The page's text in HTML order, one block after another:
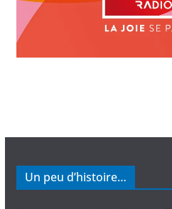
Un peu d’histoire…